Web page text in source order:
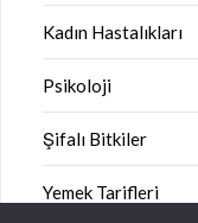
Kadın Hastalıkları
Psikoloji
Şifalı Bitkiler
Yemek Tarifleri